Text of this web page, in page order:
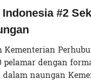
#2
Kementerian
dengan
dalam naungan